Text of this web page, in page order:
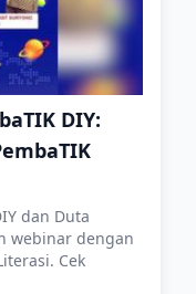
DIY:
dan Duta
webinar dengan
Cek